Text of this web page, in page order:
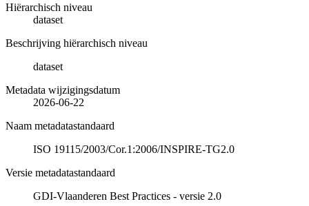
Hiërarchisch niveau
dataset
Beschrijving hiërarchisch niveau
dataset
Metadata wijzigingsdatum
2026-06-22
Naam metadatastandaard
ISO 19115/2003/Cor.1:2006/INSPIRE-TG2.0
Versie metadatastandaard
GDI-Vlaanderen Best Practices - versie 2.0